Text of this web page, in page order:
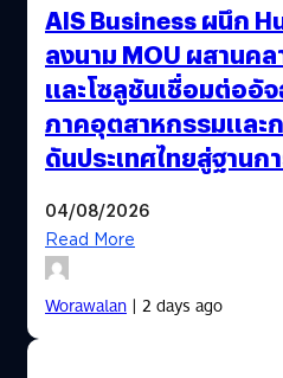
AIS Business ผนึก
ลงนาม MOU ผสานค
และโซลูชันเชื่อมต่ออั
ภาคอุตสาหกรรมและ
ดันประเทศไทยสู่ฐานก
04/08/2026
Read More
Worawalan| 2 days ago